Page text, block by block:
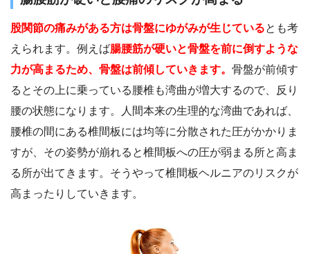
股関節の痛みがある方は骨盤にゆがみが生じているとも考
えられます。例えば腸腰筋が硬いと骨盤を前に倒すような
力が高まるため、骨盤は前傾していきます。 骨盤が前傾す
るとその上に乗っている腰椎も湾曲が増大するので、反り
腰の状態になります。人間本来の生理的な湾曲であれば、
腰椎の間にある椎間板には均等に分散された圧がかかりま
すが、その姿勢が崩れると椎間板への圧が弱まる所と高ま
る所が出てきます。そうやって椎間板ヘルニアのリスクが
高まったりしていきます。